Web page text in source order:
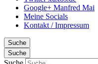
Google+ Manfred Mai
Meine Socials
Kontakt / Impressum
Suche
Suche